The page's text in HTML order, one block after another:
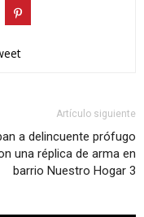
Artículo siguiente
a delincuente prófugo
una réplica de arma en
barrio Nuestro Hogar 3